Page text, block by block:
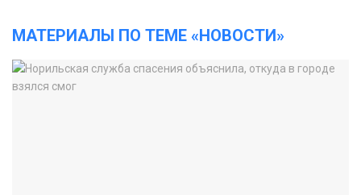
МАТЕРИАЛЫ ПО ТЕМЕ «НОВОСТИ»